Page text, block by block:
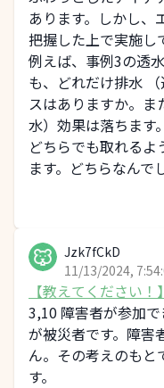
あります。しかし、
把握した上で実施し
例えば、事例3の透
も、どれだけ排水
スはありますか。ま
水）効果は落ちます
どちらでも取れる
ます。どちらなんで
Jzk7fCkD
11/13/2024,
【教えてください
た10事業について
3,10 障害者が参加
が被災者です。障害
ん。その考えのもと
す。